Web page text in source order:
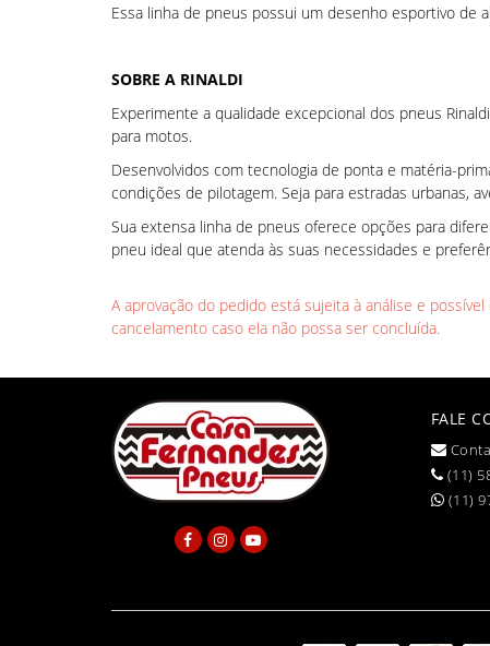
Essa linha de pneus possui um desenho esportivo de
SOBRE A RINALDI
Experimente a qualidade excepcional dos pneus
para motos.
Desenvolvidos com tecnologia de ponta e matéria-
condições de pilotagem. Seja para estradas urbanas,
Sua extensa linha de pneus oferece opções para
pneu ideal que atenda às suas necessidades e
A aprovação do pedido está sujeita à análise e
cancelamento caso ela não possa ser concluída.
FALE
(11)
(11)